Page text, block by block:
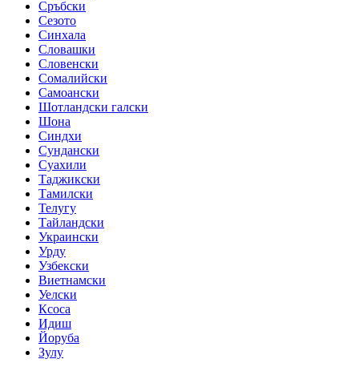
Сръбски
Сезото
Синхала
Словашки
Словенски
Сомалийски
Самоански
Шотландски галски
Шона
Синдхи
Сундански
Суахили
Таджикски
Тамилски
Телугу
Тайландски
Украински
Урду
Узбекски
Виетнамски
Уелски
Ксоса
Идиш
Йоруба
Зулу